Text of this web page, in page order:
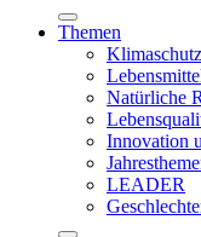
Themen
Natürliche
Innovation
LEADER